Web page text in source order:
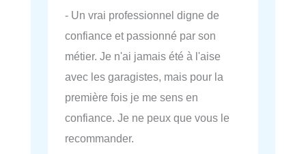
- Un vrai professionnel digne de
confiance et passionné par son
métier. Je n'ai jamais été à l'aise
avec les garagistes, mais pour la
première fois je me sens en
confiance. Je ne peux que vous le
recommander.